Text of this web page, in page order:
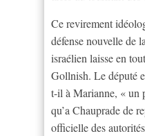
Ce revirement
défense nouvelle de
israélien laisse en
Gollnish. Le député
t-il à Marianne, « un
qu’a Chauprade de
officielle des